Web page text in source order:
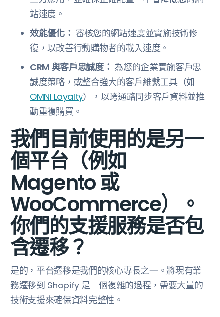
站速度。
效能優化： 審核您的網站速度並實施技術修
復，以改善行動購物者的載入速度。
CRM 與客戶忠誠度： 為您的企業實施客戶忠
誠度策略，或整合強大的客戶維繫工具（如
OMNI Loyalty），以跨通路同步客戶資料並推
動重複購買。
我們目前使用的是另一
個平台（例如
Magento 或
WooCommerce）。
你們的支援服務是否包
含遷移？
是的，平台遷移是我們的核心專長之一。將現有業
務遷移到 Shopify 是一個複雜的過程，需要大量的
技術支援來確保資料完整性。